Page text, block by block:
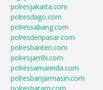
polresjakarta.com
polresdago.com
polressabang.com
polresdenpasar.com
polresbanten.com
polresjambi.com
polressamarinda.com
polresbanjarmasin.com